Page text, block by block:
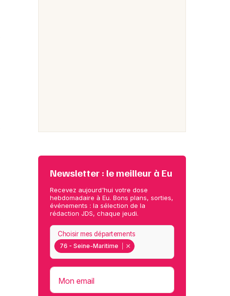
Newsletter : le meilleur à Eu
Recevez aujourd'hui votre dose
hebdomadaire à Eu. Bons plans, sorties,
événements : la sélection de la
rédaction JDS, chaque jeudi.
76 - Seine-Maritime
Choisir mes départements
Mon email